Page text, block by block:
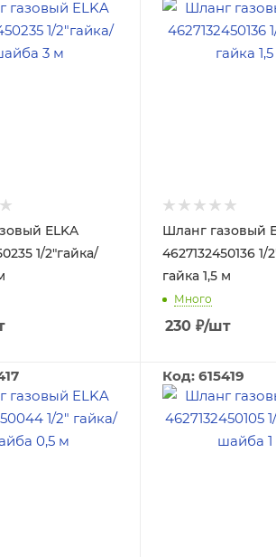
ELKA
1/2"гайка/
Шланг газовый
4627132450136 1/
гайка 1,5 м
Много
230₽/шт
Код: 615419